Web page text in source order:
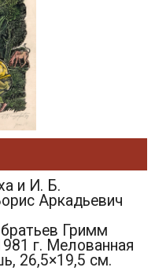
и И. Б.
Аркадьевич
Гримм
г. Мелованная
26,5×19,5 см.